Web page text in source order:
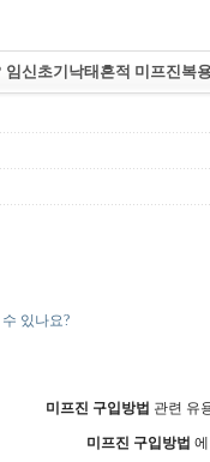
임신초기낙태흔적 미프진복
있나요?
미­프진 구입방법 관련 유
미­프진 구입방법